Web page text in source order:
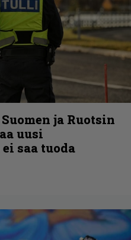
ja Ruotsin
uusi
saa tuoda